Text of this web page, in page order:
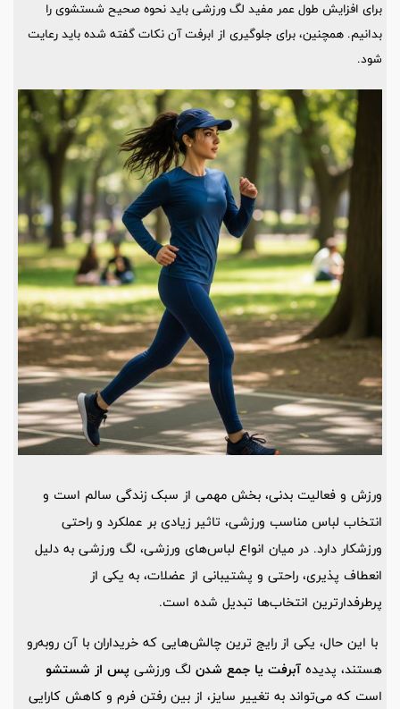
برای افزایش طول عمر مفید لگ ورزشی باید نحوه صحیح شستشوی را
بدانیم. همچنین، برای جلوگیری از ابرفت آن نکات گفته شده باید رعایت
شود.
ورزش و فعالیت بدنی، بخش مهمی از سبک زندگی سالم است و
انتخاب لباس مناسب ورزشی، تاثیر زیادی بر عملکرد و راحتی
ورزشکار دارد. در میان انواع لباس‌های ورزشی، لگ ورزشی به دلیل
انعطاف‌ پذیری، راحتی و پشتیبانی از عضلات، به یکی از
پرطرفدارترین انتخاب‌ها تبدیل شده است.
با این حال، یکی از رایج ‌ترین چالش‌هایی که خریداران با آن روبه‌رو
هستند، پدیده آبرفت یا جمع شدن لگ ورزشی پس از شستشو
است که می‌تواند به تغییر سایز، از بین رفتن فرم و کاهش کارایی